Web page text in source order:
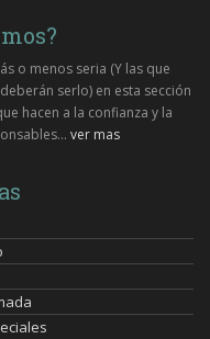
o menos seria (Y las que
serlo) en esta sección
hacen a la confianza y la
ver mas